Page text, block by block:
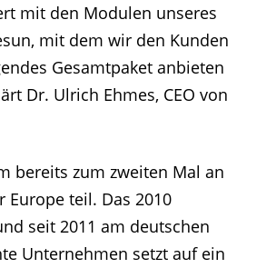
mit den Modulen unseres
mit dem wir den Kunden
Gesamtpaket anbieten
Dr. Ulrich Ehmes, CEO von
bereits zum zweiten Mal an
Europe teil. Das 2010
seit 2011 am deutschen
Unternehmen setzt auf ein